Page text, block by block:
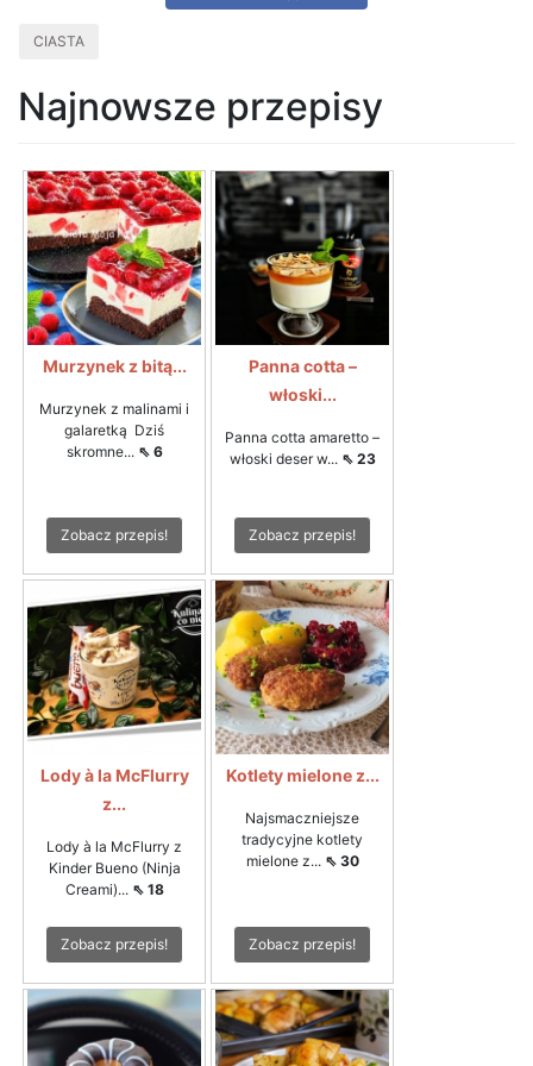
CIASTA
Najnowsze przepisy
Murzynek z bitą...
Murzynek z malinami i
galaretką Dziś
skromne... ⇖ 6
Zobacz przepis!
Panna cotta –
włoski...
Panna cotta amaretto –
włoski deser w... ⇖ 23
Zobacz przepis!
Lody à la McFlurry
z...
Lody à la McFlurry z
Kinder Bueno (Ninja
Creami)... ⇖ 18
Zobacz przepis!
Kotlety mielone z...
Najsmaczniejsze
tradycyjne kotlety
mielone z... ⇖ 30
Zobacz przepis!